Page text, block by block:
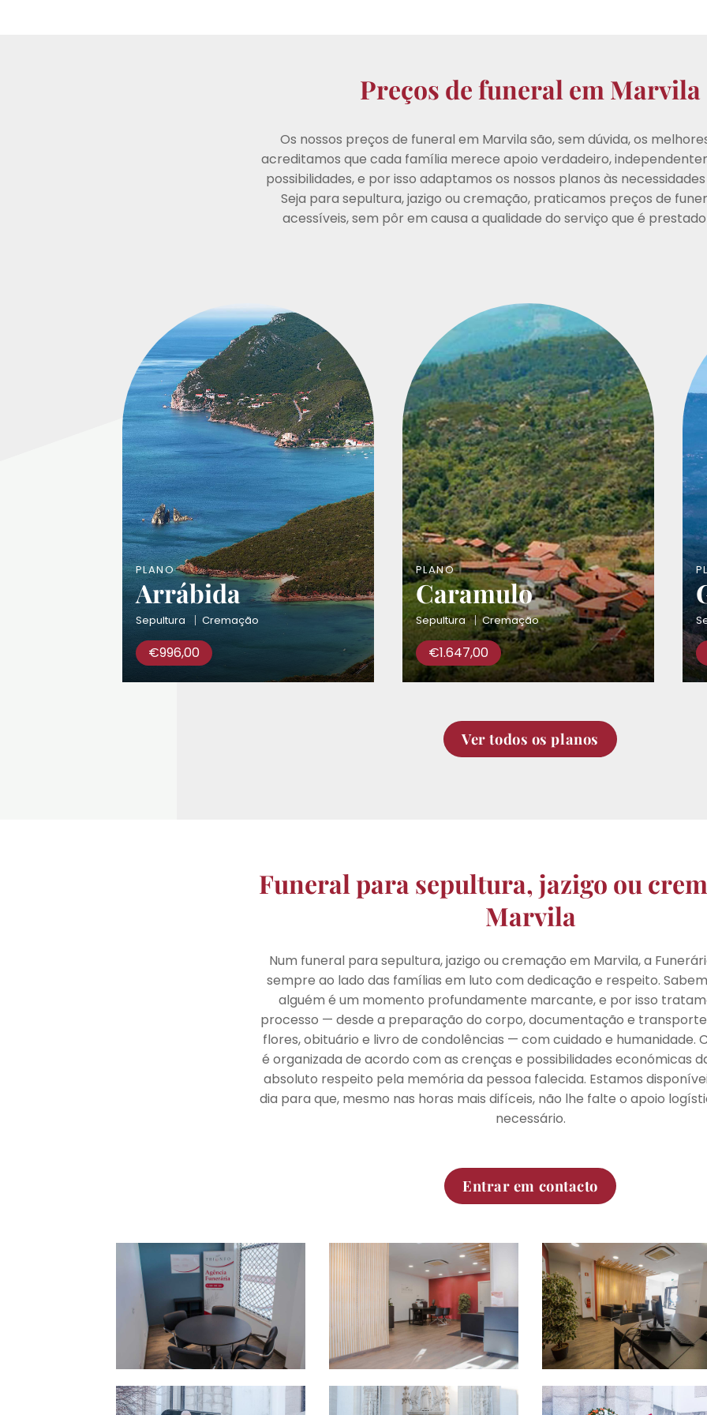
Preços de funeral em Marvila
Os nossos preços de funeral em Marvila são, sem dúvida, os
acreditamos que cada família merece apoio verdadeiro,
possibilidades, e por isso adaptamos os nossos planos às
Seja para sepultura, jazigo ou cremação, praticamos preços de
acessíveis, sem pôr em causa a qualidade do serviço que é
PLANO
Arrábida
Sepultura Cremação
€996,00
PLANO
Caramulo
Sepultura Cremação
€1.647,00
Ver todos os planos
Funeral para sepultura, jazigo ou
Marvila
Num funeral para sepultura, jazigo ou cremação em Marvila, a
sempre ao lado das famílias em luto com dedicação e respeito.
alguém é um momento profundamente marcante, e por isso
processo — desde a preparação do corpo, documentação e
flores, obituário e livro de condolências — com cuidado e humanidade.
é organizada de acordo com as crenças e possibilidades económicas
absoluto respeito pela memória da pessoa falecida. Estamos
dia para que, mesmo nas horas mais difíceis, não lhe falte o apoio
necessário.
Entrar em contacto